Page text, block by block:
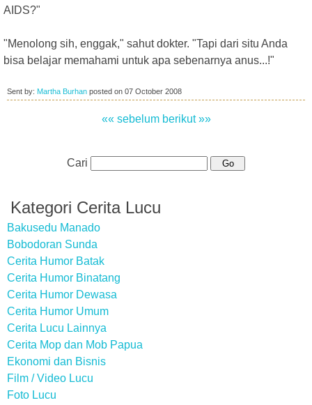
AIDS?"
"Menolong sih, enggak," sahut dokter. "Tapi dari situ Anda
bisa belajar memahami untuk apa sebenarnya anus...!"
Sent by: Martha Burhan posted on 07 October 2008
«« sebelum berikut »»
Cari
Kategori Cerita Lucu
Bakusedu Manado
Bobodoran Sunda
Cerita Humor Batak
Cerita Humor Binatang
Cerita Humor Dewasa
Cerita Humor Umum
Cerita Lucu Lainnya
Cerita Mop dan Mob Papua
Ekonomi dan Bisnis
Film / Video Lucu
Foto Lucu